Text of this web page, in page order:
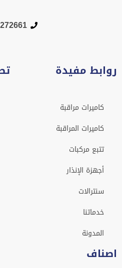
روابط مفيدة
كاميرات مراقبة
كاميرات المراقبة
تتبع مركبات
أجهزة الإنذار
سنترالات
خدماتنا
المدونة
اصناف